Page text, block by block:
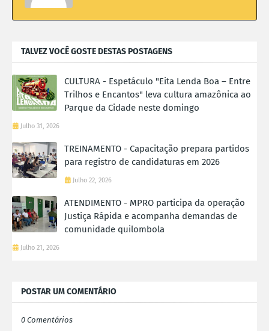
TALVEZ VOCÊ GOSTE DESTAS POSTAGENS
CULTURA - Espetáculo "Eita Lenda Boa – Entre
Trilhos e Encantos" leva cultura amazônica ao
Parque da Cidade neste domingo
Julho 31, 2026
TREINAMENTO - Capacitação prepara partidos
para registro de candidaturas em 2026
Julho 22, 2026
ATENDIMENTO - MPRO participa da operação
Justiça Rápida e acompanha demandas de
comunidade quilombola
Julho 21, 2026
POSTAR UM COMENTÁRIO
0 Comentários